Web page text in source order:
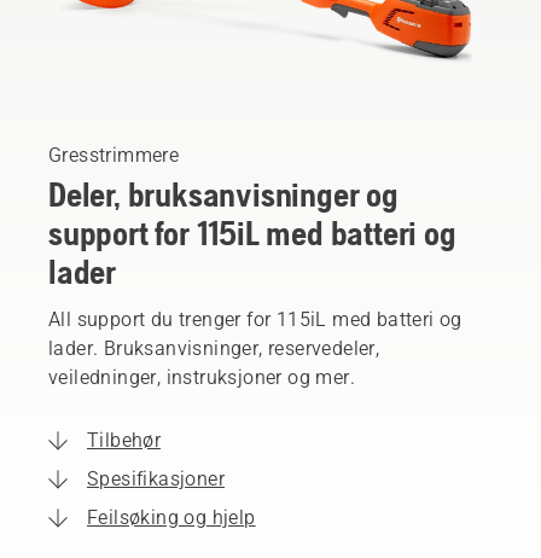
Gresstrimmere
Deler, bruksanvisninger og
support for 115iL med batteri og
lader
All support du trenger for 115iL med batteri og
lader. Bruksanvisninger, reservedeler,
veiledninger, instruksjoner og mer.
Tilbehør
Spesifikasjoner
Feilsøking og hjelp